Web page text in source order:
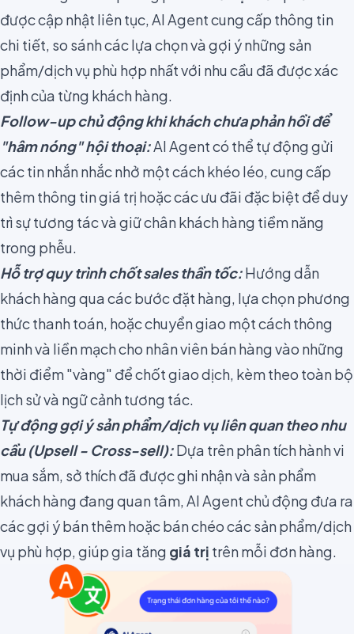
được cập nhật liên tục, AI Agent cung cấp thông tin
chi tiết, so sánh các lựa chọn và gợi ý những sản
phẩm/dịch vụ phù hợp nhất với nhu cầu đã được xác
định của từng khách hàng.
Follow-up chủ động khi khách chưa phản hồi để
"hâm nóng" hội thoại:AI Agent có thể tự động gửi
các tin nhắn nhắc nhở một cách khéo léo, cung cấp
thêm thông tin giá trị hoặc các ưu đãi đặc biệt để duy
trì sự tương tác và giữ chân khách hàng tiềm năng
trong phễu.
Hỗ trợ quy trình chốt sales thần tốc:Hướng dẫn
khách hàng qua các bước đặt hàng, lựa chọn phương
thức thanh toán, hoặc chuyển giao một cách thông
minh và liền mạch cho nhân viên bán hàng vào những
thời điểm "vàng" để chốt giao dịch, kèm theo toàn bộ
lịch sử và ngữ cảnh tương tác.
Tự động gợi ý sản phẩm/dịch vụ liên quan theo nhu
cầu (Upsell - Cross-sell):Dựa trên phân tích hành vi
mua sắm, sở thích đã được ghi nhận và sản phẩm
khách hàng đang quan tâm, AI Agent chủ động đưa ra
các gợi ý bán thêm hoặc bán chéo các sản phẩm/dịch
vụ phù hợp, giúp gia tăng giá trị trên mỗi đơn hàng.